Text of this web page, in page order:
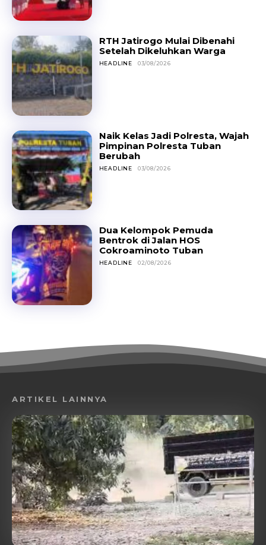
RTH Jatirogo Mulai Dibenahi
Setelah Dikeluhkan Warga
HEADLINE 03/08/2026
Naik Kelas Jadi Polresta, Wajah
Pimpinan Polresta Tuban
Berubah
HEADLINE 03/08/2026
Dua Kelompok Pemuda
Bentrok di Jalan HOS
Cokroaminoto Tuban
HEADLINE 02/08/2026
ARTIKEL LAINNYA